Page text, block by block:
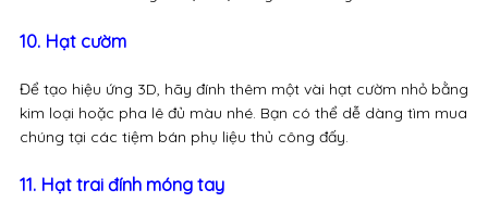
10. Hạt cườm
Để tạo hiệu ứng 3D, hãy đính thêm một vài hạt cườm nhỏ bằng
kim loại hoặc pha lê đủ màu nhé. Bạn có thể dễ dàng tìm mua
chúng tại các tiệm bán phụ liệu thủ công đấy.
11. Hạt trai đính móng tay